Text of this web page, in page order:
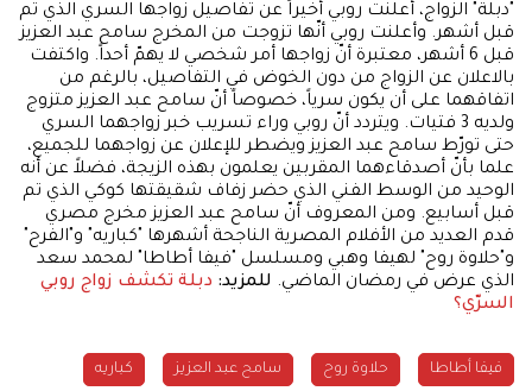
"دبلة" الزواج، أعلنت روبي أخيراً عن تفاصيل زواجها السري الذي تم
قبل أشهر. وأعلنت روبي أنّها تزوجت من المخرج سامح عبد العزيز
قبل 6 أشهر، معتبرة أنّ زواجها أمر شخصي لا يهمّ أحداً. واكتفت
بالاعلان عن الزواج من دون الخوض في التفاصيل، بالرغم من
اتفاقهما على أن يكون سرياً، خصوصاً أنّ سامح عبد العزيز متزوج
ولديه 3 فتيات. ويتردد أنّ روبي وراء تسريب خبر زواجهما السري
حتى تورّط سامح عبد العزيز ويضطر للإعلان عن زواجهما للجميع،
علما بأنّ أصدقاءهما المقربين يعلمون بهذه الزيجة، فضلاً عن أنه
الوحيد من الوسط الفني الذي حضر زفاف شقيقتها كوكي الذي تم
قبل أسابيع. ومن المعروف أنّ سامح عبد العزيز مخرج مصري
قدم العديد من الأفلام المصرية الناجحة أشهرها "كباريه" و"الفرح"
و"حلاوة روح" لهيفا وهبي ومسلسل "فيفا أطاطا" لمحمد سعد
الذي عرض في رمضان الماضي. للمزيد: دبلة تكشف زواج روبي
السرّي؟
فيفا أطاطا حلاوة روح سامح عبد العزيز كباريه